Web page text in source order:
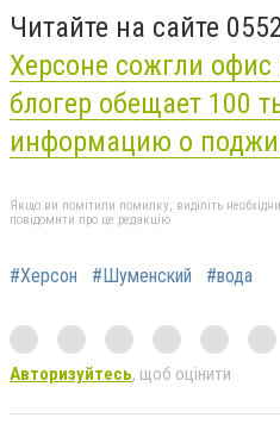
Читайте на сайте
Херсоне сожгли
блогер обещает 100
информацию о
Якщо ви помітили помилку, виділіть
повідомити про це редакцію
#Херсон #Шуменский #вода
Авторизуйтесь, щоб оцінити